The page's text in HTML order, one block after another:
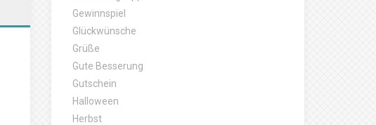
Gewinnspiel
Glückwünsche
Grüße
Gute Besserung
Gutschein
Halloween
Herbst